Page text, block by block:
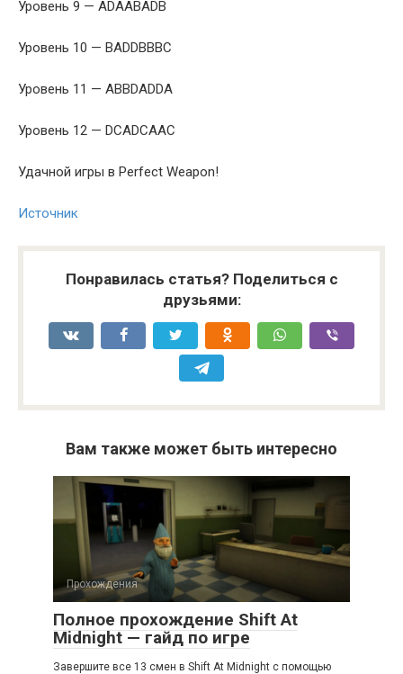
Уровень 9 — ADAABADB
Уровень 10 — BADDBBBC
Уровень 11 — ABBDADDA
Уровень 12 — DCADCAAC
Удачной игры в Perfect Weapon!
Источник
Понравилась статья? Поделиться с
друзьями:
Вам также может быть интересно
Прохождения
Полное прохождение Shift At
Midnight — гайд по игре
Завершите все 13 смен в Shift At Midnight с помощью